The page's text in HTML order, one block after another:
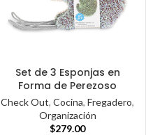
Set de 3 Esponjas en
Forma de Perezoso
Check Out,Cocina,Fregadero,
Organización
$279.00